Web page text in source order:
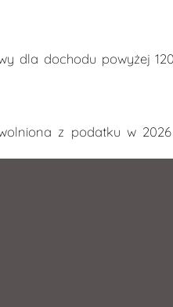
dla dochodu powyżej
z podatku w